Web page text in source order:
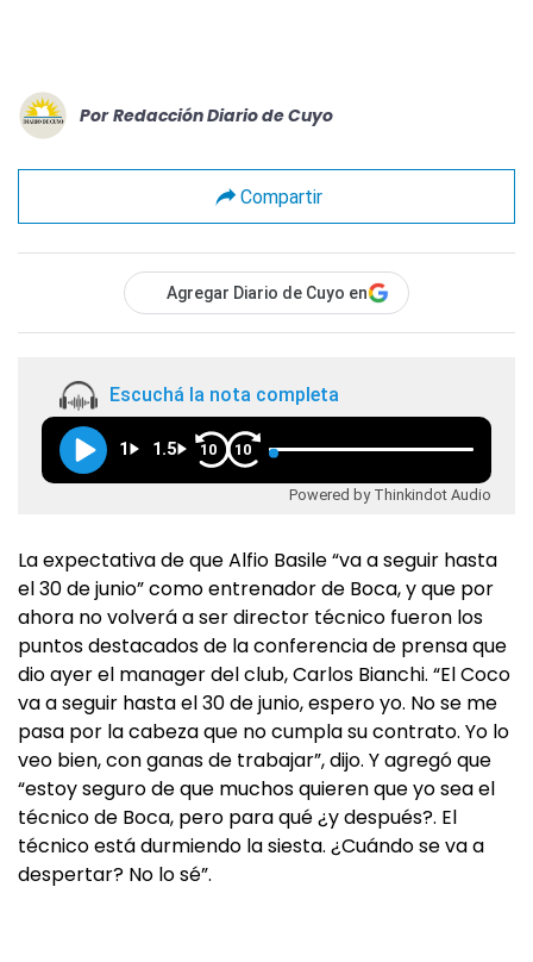
Por Redacción Diario de Cuyo
Compartir
Agregar Diario de Cuyo en
Escuchá la nota completa
1 1.5 10 10
Powered by Thinkindot Audio
La expectativa de que Alfio Basile “va a seguir hasta
el 30 de junio” como entrenador de Boca, y que por
ahora no volverá a ser director técnico fueron los
puntos destacados de la conferencia de prensa que
dio ayer el manager del club, Carlos Bianchi. “El Coco
va a seguir hasta el 30 de junio, espero yo. No se me
pasa por la cabeza que no cumpla su contrato. Yo lo
veo bien, con ganas de trabajar”, dijo. Y agregó que
“estoy seguro de que muchos quieren que yo sea el
técnico de Boca, pero para qué ¿y después?. El
técnico está durmiendo la siesta. ¿Cuándo se va a
despertar? No lo sé”.